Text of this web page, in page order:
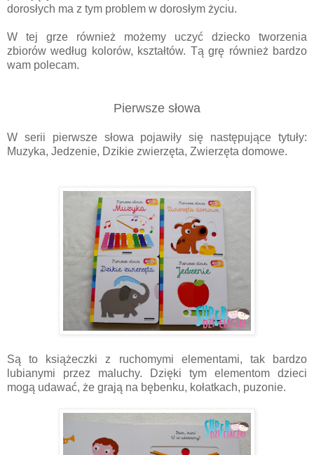
dorosłych ma z tym problem w dorosłym życiu.
W tej grze również możemy uczyć dziecko tworzenia
zbiorów według kolorów, kształtów. Tą grę również bardzo
wam polecam.
Pierwsze słowa
W serii pierwsze słowa pojawiły się następujące tytuły:
Muzyka, Jedzenie, Dzikie zwierzęta, Zwierzęta domowe.
Są to książeczki z ruchomymi elementami, tak bardzo
lubianymi przez maluchy. Dzięki tym elementom dzieci
mogą udawać, że grają na bębenku, kołatkach, puzonie.